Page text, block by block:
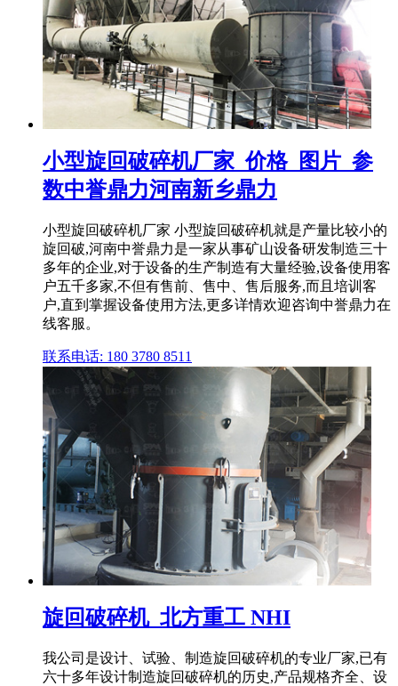
小型旋回破碎机厂家_价格_图片_参
数中誉鼎力河南新乡鼎力
小型旋回破碎机厂家 小型旋回破碎机就是产量比较小的
旋回破,河南中誉鼎力是一家从事矿山设备研发制造三十
多年的企业,对于设备的生产制造有大量经验,设备使用客
户五千多家,不但有售前、售中、售后服务,而且培训客
户,直到掌握设备使用方法,更多详情欢迎咨询中誉鼎力在
线客服。
联系电话: 180 3780 8511
旋回破碎机_北方重工 NHI
我公司是设计、试验、制造旋回破碎机的专业厂家,已有
六十多年设计制造旋回破碎机的历史,产品规格齐全、设